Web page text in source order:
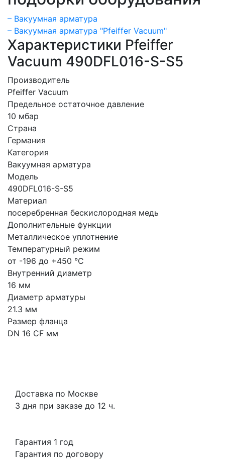
– Вакуумная арматура
– Вакуумная арматура "Pfeiffer Vacuum"
Характеристики Pfeiffer
Vacuum 490DFL016-S-S5
Производитель
Pfeiffer Vacuum
Предельное остаточное давление
10 мбар
Страна
Германия
Категория
Вакуумная арматура
Модель
490DFL016-S-S5
Материал
посеребренная бескислородная медь
Дополнительные функции
Металлическое уплотнение
Температурный режим
от -196 до +450 °С
Внутренний диаметр
16 мм
Диаметр арматуры
21.3 мм
Размер фланца
DN 16 CF мм
Доставка по Москве
3 дня при заказе до 12 ч.
Гарантия 1 год
Гарантия по договору